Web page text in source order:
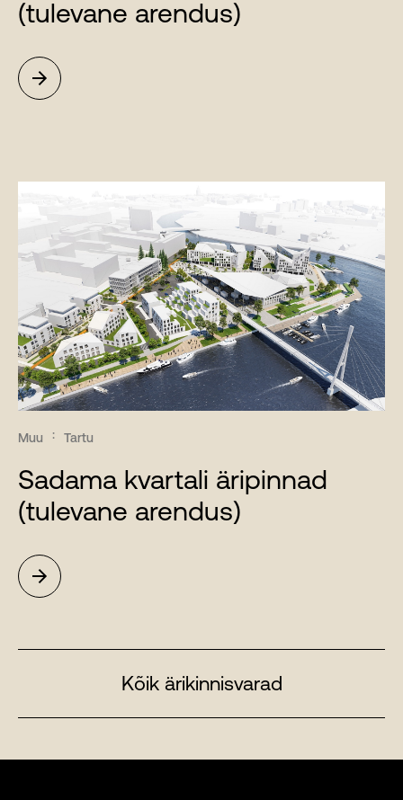
(tulevane arendus)
Muu Tartu
Sadama kvartali äripinnad
(tulevane arendus)
Kõik ärikinnisvarad